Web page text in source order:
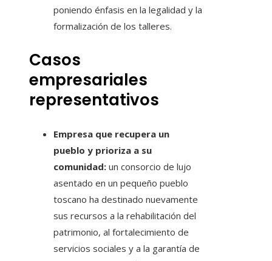
poniendo énfasis en la legalidad y la
formalización de los talleres.
Casos
empresariales
representativos
Empresa que recupera un
pueblo y prioriza a su
comunidad: un consorcio de lujo
asentado en un pequeño pueblo
toscano ha destinado nuevamente
sus recursos a la rehabilitación del
patrimonio, al fortalecimiento de
servicios sociales y a la garantía de